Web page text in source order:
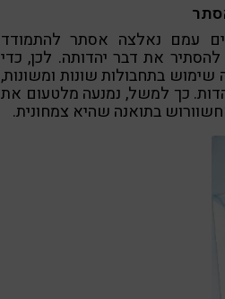
עמם נאלצה אסתר להתמודד
את דבר יהדותה. לכן, כדי
בתחבולות שונות ומשונות,
כך למשל, נמנעה מלטעום את
בתואנה שהיא צמחונית.